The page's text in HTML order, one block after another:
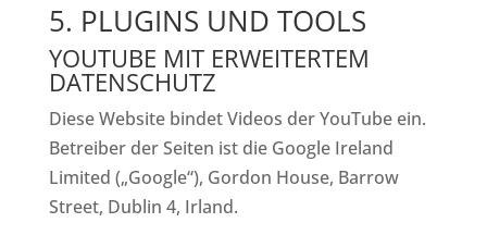
5. PLUGINS UND TOOLS
YOUTUBE MIT ERWEITERTEM
DATENSCHUTZ
Diese Website bindet Videos der YouTube ein.
Betreiber der Seiten ist die Google Ireland
Limited („Google“), Gordon House, Barrow
Street, Dublin 4, Irland.